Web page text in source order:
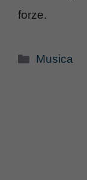
forze.
Categorie
Musica